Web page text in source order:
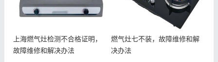
上海燃气灶检测不合格证明，
故障维修和解决办法
燃气灶七不装，故障维修和解
决办法